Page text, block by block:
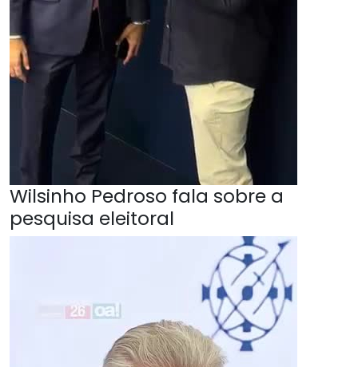
Wilsinho Pedroso fala sobre a
pesquisa eleitoral